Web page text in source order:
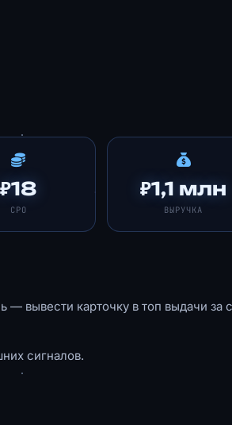
₽18
CPO
₽1,1 млн
ВЫРУЧКА
вывести карточку в топ выдачи за
сигналов.